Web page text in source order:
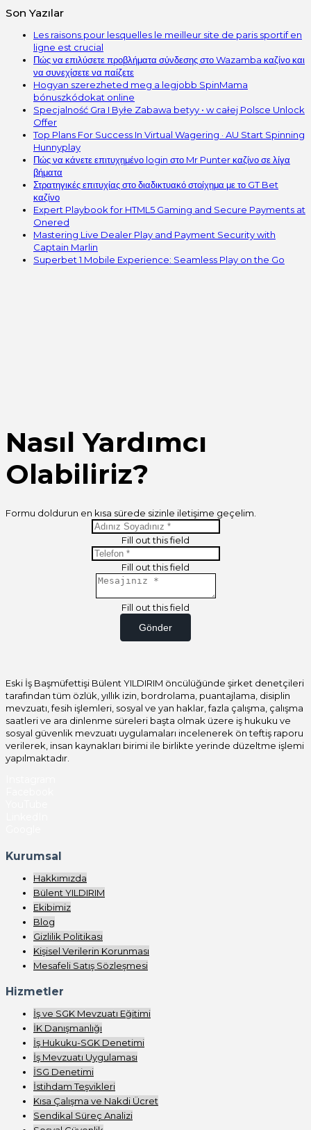
Son Yazılar
Les raisons pour lesquelles le meilleur site de paris sportif en
ligne est crucial
Πώς να επιλύσετε προβλήματα σύνδεσης στο Wazamba καζίνο και
να συνεχίσετε να παίζετε
Hogyan szerezheted meg a legjobb SpinMama
bónuszkódokat online
Specjalność Gra I Byłe Zabawa betyy • w całej Polsce Unlock
Offer
Top Plans For Success In Virtual Wagering · AU Start Spinning
Hunnyplay
Πώς να κάνετε επιτυχημένο login στο Mr Punter καζίνο σε λίγα
βήματα
Στρατηγικές επιτυχίας στο διαδικτυακό στοίχημα με το GT Bet
καζίνο
Expert Playbook for HTML5 Gaming and Secure Payments at
Onered
Mastering Live Dealer Play and Payment Security with
Captain Marlin
Superbet 1 Mobile Experience: Seamless Play on the Go
Nasıl Yardımcı
Olabiliriz?
Formu doldurun en kısa sürede sizinle iletişime geçelim.
Fill out this field
Fill out this field
Fill out this field
Gönder
Eski İş Başmüfettişi Bülent YILDIRIM öncülüğünde şirket denetçileri
tarafından tüm özlük, yıllık izin, bordrolama, puantajlama, disiplin
mevzuatı, fesih işlemleri, sosyal ve yan haklar, fazla çalışma, çalışma
saatleri ve ara dinlenme süreleri başta olmak üzere iş hukuku ve
sosyal güvenlik mevzuatı uygulamaları incelenerek ön teftiş raporu
verilerek, insan kaynakları birimi ile birlikte yerinde düzeltme işlemi
yapılmaktadır.
Kurumsal
Hakkımızda
Bülent YILDIRIM
Ekibimiz
Blog
Gizlilik Politikası
Kişisel Verilerin Korunması
Mesafeli Satış Sözleşmesi
Hizmetler
İş ve SGK Mevzuatı Eğitimi
İK Danışmanlığı
İş Hukuku-SGK Denetimi
İş Mevzuatı Uygulaması
İSG Denetimi
İstihdam Teşvikleri
Kısa Çalışma ve Nakdi Ücret
Sendikal Süreç Analizi